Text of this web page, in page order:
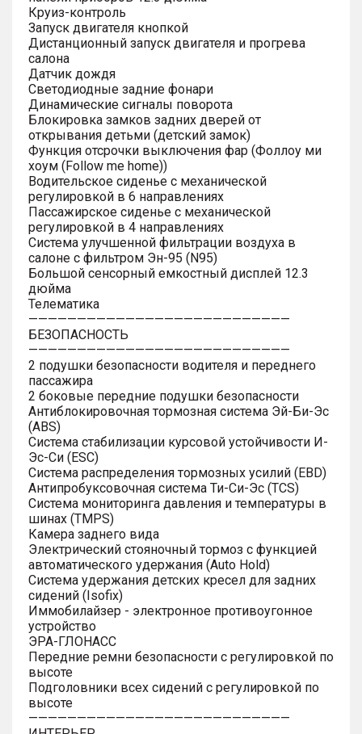
Круиз-контроль
Запуск двигателя кнопкой
Дистанционный запуск двигателя и прогрева
салона
Датчик дождя
Светодиодные задние фонари
Динамические сигналы поворота
Блокировка замков задних дверей от
открывания детьми (детский замок)
Функция отсрочки выключения фар (Фоллоу ми
хоум (Follow me home))
Водительское сиденье с механической
регулировкой в 6 направлениях
Пассажирское сиденье с механической
регулировкой в 4 направлениях
Система улучшенной фильтрации воздуха в
салоне с фильтром Эн-95 (N95)
Большой сенсорный емкостный дисплей 12.3
дюйма
Телематика
———————————————————————————
БЕЗОПАСНОСТЬ
———————————————————————————
2 подушки безопасности водителя и переднего
пассажира
2 боковые передние подушки безопасности
Антиблокировочная тормозная система Эй-Би-Эс
(ABS)
Система стабилизации курсовой устойчивости И-
Эс-Си (ESC)
Система распределения тормозных усилий (EBD)
Антипробуксовочная система Ти-Си-Эс (TCS)
Система мониторинга давления и температуры в
шинах (TMPS)
Камера заднего вида
Электрический стояночный тормоз с функцией
автоматического удержания (Auto Hold)
Система удержания детских кресел для задних
сидений (Isofix)
Иммобилайзер - электронное противоугонное
устройство
ЭРА-ГЛОНАСС
Передние ремни безопасности с регулировкой по
высоте
Подголовники всех сидений с регулировкой по
высоте
———————————————————————————